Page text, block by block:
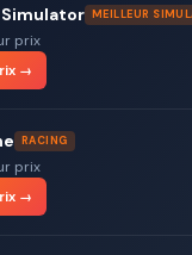
MEILLEUR
prix
→
RACING
prix
→